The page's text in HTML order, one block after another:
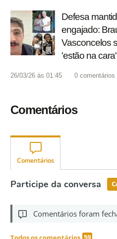
Defesa
engajado:
Vasconcelos
'estão na
26/03/26 às 01:45 0 comentários
Comentários